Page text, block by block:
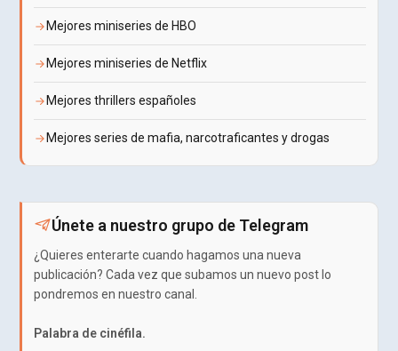
Mejores miniseries de HBO
Mejores miniseries de Netflix
Mejores thrillers españoles
Mejores series de mafia, narcotraficantes y drogas
Únete a nuestro grupo de Telegram
¿Quieres enterarte cuando hagamos una nueva
publicación? Cada vez que subamos un nuevo post lo
pondremos en nuestro canal.
Palabra de cinéfila.